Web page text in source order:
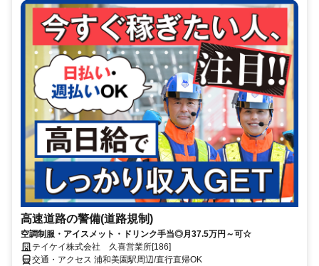
高速道路の警備(道路規制)
空調制服・アイスメット・ドリンク手当◎月37.5万円～可☆
テイケイ株式会社 久喜営業所[186]
交通・アクセス 浦和美園駅周辺/直行直帰OK